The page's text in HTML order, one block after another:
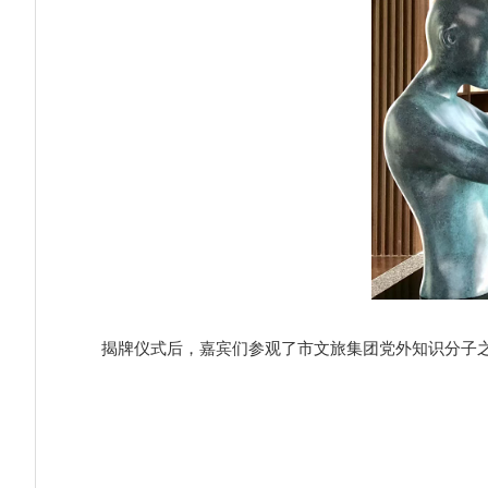
揭牌仪式后，嘉宾们参观了市文旅集团党外知识分子